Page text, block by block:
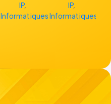
IP,
Informatiques
IP,
Informatiques